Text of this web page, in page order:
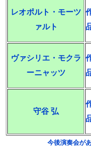
レオポルト・モーツ
ァルト
ヴァシリエ・モクラ
ーニャッツ
守谷 弘
今後演奏会が